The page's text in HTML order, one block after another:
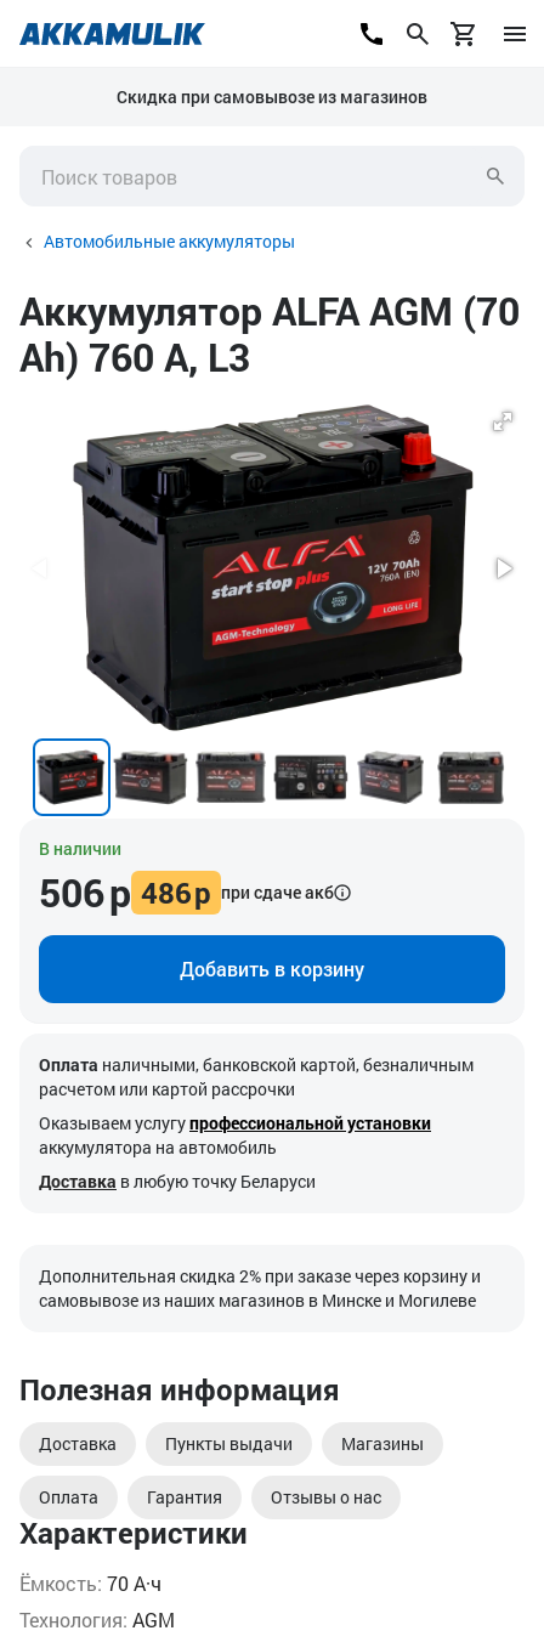
Скидка при самовывозе из магазинов
Автомобильные аккумуляторы
Аккумулятор ALFA AGM (70
Ah) 760 А, L3
Характеристики
Ёмкость: 70 А·ч
Технология: AGM
В наличии
506р 486р при сдаче акб
Добавить в корзину
Оплата наличными, банковской картой, безналичным
расчетом или картой рассрочки
Оказываем услугупрофессиональной установки
аккумулятора на автомобиль
Доставка в любую точку Беларуси
Дополнительная скидка 2% при заказе через корзину и
самовывозе из наших магазинов в Минске и Могилеве
Полезная информация
Доставка Пункты выдачи Магазины
Оплата Гарантия Отзывы о нас